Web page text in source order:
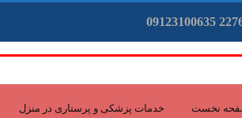
نخست خدمات پزشکی و پرستاری در منزل